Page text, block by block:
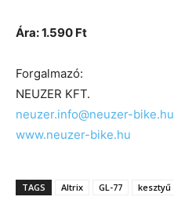
Ára: 1.590 Ft
Forgalmazó:
NEUZER KFT.
neuzer.info@neuzer-bike.hu
www.neuzer-bike.hu
TAGS Altrix GL-77 kesztyű